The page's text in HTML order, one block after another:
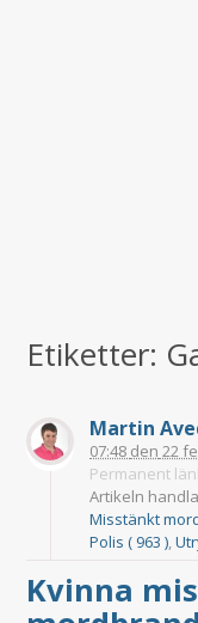
Etiketter:
Martin
07:48 den 22
Permanent
Artikeln
Misstänkt
Polis ( 963 ),
Kvinna